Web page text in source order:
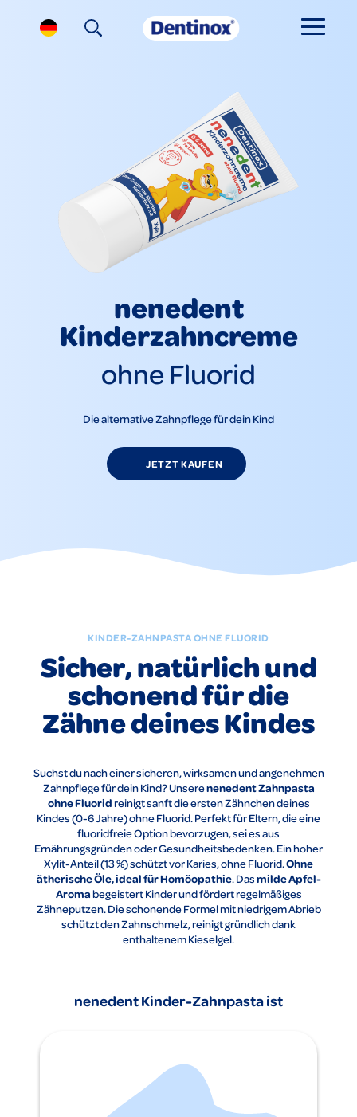
nenedent
Kinderzahncreme
ohne Fluorid
Die alternative Zahnpflege für dein Kind
JETZT KAUFEN
KINDER-ZAHNPASTA OHNE FLUORID
Sicher, natürlich und
schonend für die
Zähne deines Kindes
Suchst du nach einer sicheren, wirksamen und angenehmen
Zahnpflege für dein Kind? Unserenenedent Zahnpasta
ohne Fluoridreinigt sanft die ersten Zähnchen deines
Kindes (0-6 Jahre) ohne Fluorid. Perfekt für Eltern, die eine
fluoridfreie Option bevorzugen, sei es aus
Ernährungsgründen oder Gesundheitsbedenken. Ein hoher
Xylit-Anteil (13 %) schützt vor Karies, ohne Fluorid.Ohne
ätherische Öle, ideal für Homöopathie. Dasmilde Apfel-
Aromabegeistert Kinder und fördert regelmäßiges
Zähneputzen. Die schonende Formel mit niedrigem Abrieb
schützt den Zahnschmelz, reinigt gründlich dank
enthaltenem Kieselgel.
nenedent Kinder-Zahnpasta ist